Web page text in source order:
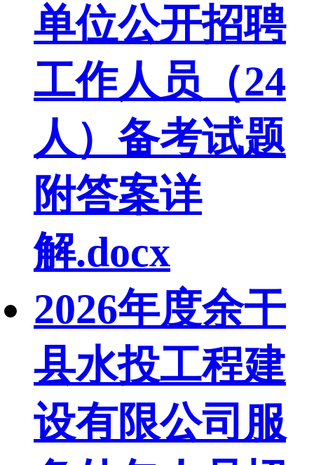
单位公开招聘
工作人员（24
人）备考试题
附答案详
解.docx
2026年度余干
县水投工程建
设有限公司服